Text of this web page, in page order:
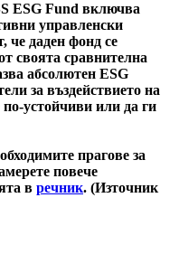
ESG Fund включва
управленски
че даден фонд се
своята сравнителна
абсолютен ESG
за въздействието на
устойчиви или да ги
прагове за
повече
в речник. (Източник